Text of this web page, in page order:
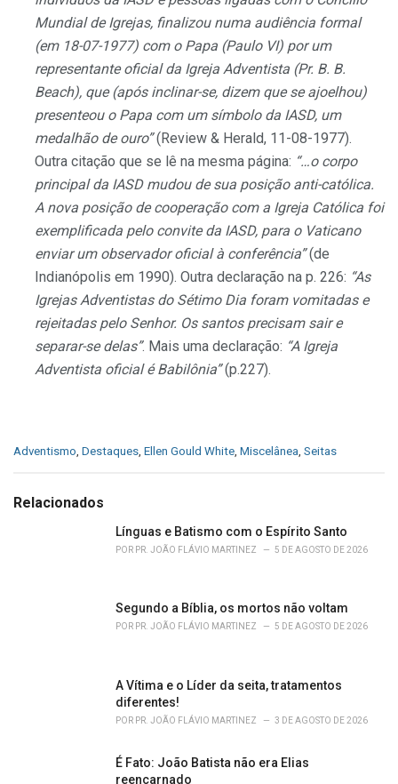
Mundial de Igrejas, finalizou numa audiência formal
(em 18-07-1977) com o Papa (Paulo VI) por um
representante oficial da Igreja Adventista (Pr. B. B.
Beach), que (após inclinar-se, dizem que se ajoelhou)
presenteou o Papa com um símbolo da IASD, um
medalhão de ouro”(Review & Herald, 11-08-1977).
Outra citação que se lê na mesma página: “…o corpo
principal da IASD mudou de sua posição anti-católica.
A nova posição de cooperação com a Igreja Católica foi
exemplificada pelo convite da IASD, para o Vaticano
enviar um observador oficial à conferência”(de
Indianópolis em 1990). Outra declaração na p. 226: “As
Igrejas Adventistas do Sétimo Dia foram vomitadas e
rejeitadas pelo Senhor. Os santos precisam sair e
separar-se delas”. Mais uma declaração: “A Igreja
Adventista oficial é Babilônia”(p.227).
C
e
Adventismo, Destaques, Ellen Gould White, Miscelânea, Seitas
Relacionados
Línguas e Batismo com o Espírito Santo
POR PR. JOÃO FLÁVIO MARTINEZ 5 DE AGOSTO DE 2026
Segundo a Bíblia, os mortos não voltam
POR PR. JOÃO FLÁVIO MARTINEZ 5 DE AGOSTO DE 2026
A Vítima e o Líder da seita, tratamentos
diferentes!
POR PR. JOÃO FLÁVIO MARTINEZ 3 DE AGOSTO DE 2026
É Fato: João Batista não era Elias
reencarnado